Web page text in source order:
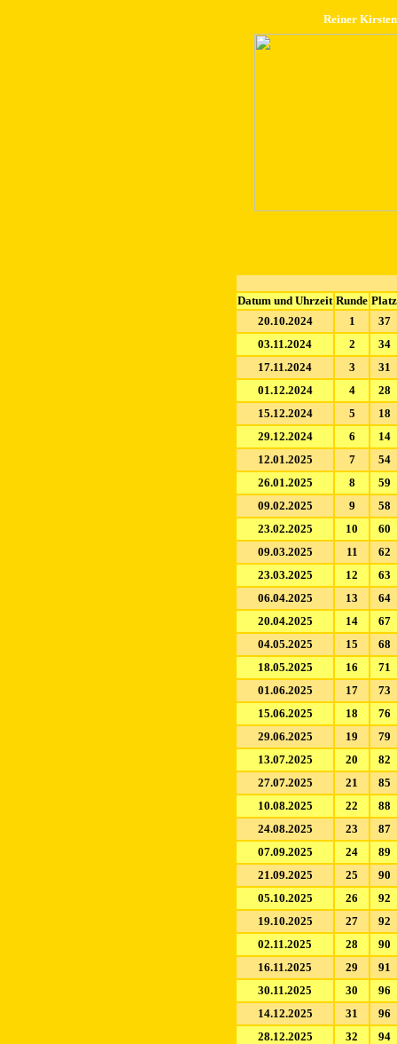
Reiner
Datum und Uhrzeit Runde Platz
20.10.2024
1
37
03.11.2024
2
34
17.11.2024
3
31
01.12.2024
4
28
15.12.2024
5
18
29.12.2024
6
14
12.01.2025
7
54
26.01.2025
8
59
09.02.2025
9
58
23.02.2025
10
60
09.03.2025
11
62
23.03.2025
12
63
06.04.2025
13
64
20.04.2025
14
67
04.05.2025
15
68
18.05.2025
16
71
01.06.2025
17
73
15.06.2025
18
76
29.06.2025
19
79
13.07.2025
20
82
27.07.2025
21
85
10.08.2025
22
88
24.08.2025
23
87
07.09.2025
24
89
21.09.2025
25
90
05.10.2025
26
92
19.10.2025
27
92
02.11.2025
28
90
16.11.2025
29
91
30.11.2025
30
96
14.12.2025
31
96
28.12.2025
32
94